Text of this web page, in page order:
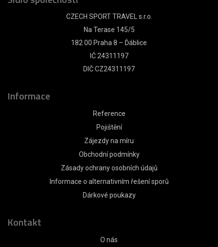
CZECH SPORT TRAVEL s.r.o.
Na Terase 145/5
182 00 Praha 8 – Ďáblice
IČ 24311197
DIČ CZ24311197
Informace
Reference
Pojištění
Zájezdy na míru
Obchodní podmínky
Zásady ochrany osobních údajů
Informace o alternativním řešení sporů
Dárkové poukazy
Kontakt
O nás